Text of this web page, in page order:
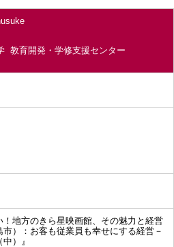
教育開発・学修支援センター
！地方のきら星映画館、その魅力と経営
）：お客も従業員も幸せにする経営－
）』